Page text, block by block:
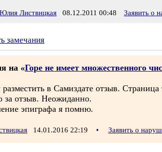
Юлия Листвицкая 08.12.2011 00:48 Заявить о
замечания
на «Горе не имеет множественного
в Самиздате отзыв.
за отзыв. Неожиданно.
эпиграфа я помню.
14.01.2016 22:19 • Заявить о